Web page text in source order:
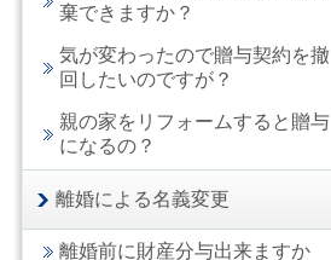
棄できますか？
気が変わったので贈与契約を撤
回したいのですが？
親の家をリフォームすると贈与
になるの？
離婚による名義変更
離婚前に財産分与出来ますか